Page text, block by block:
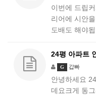
이번에 드립
리어에 시안
도배도 해야
24평 아파트
G 갑빠
안녕하세요
데요크게 동